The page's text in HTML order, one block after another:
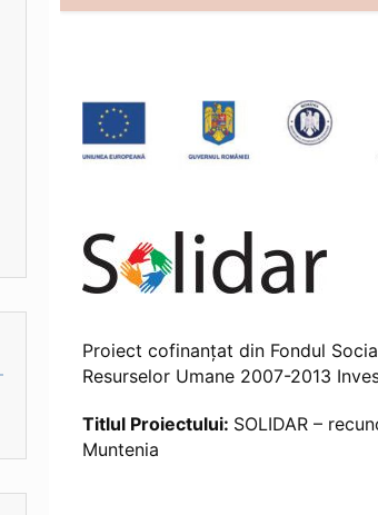
Proiect cofinanţat din Fondul
Resurselor Umane 2007-2013
Titlul Proiectului: SOLIDAR –
Muntenia